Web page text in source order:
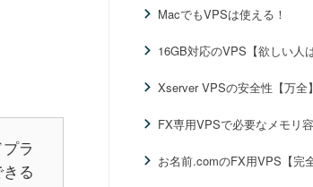
ラ
る
MacでもVPSは使える！
16GB対応のVPS【欲しい人
Xserver VPSの安全性【万全】
FX専用VPSで必要なメモリ
お名前.comのFX用VPS【完